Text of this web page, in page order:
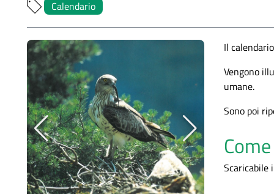
Calendario
Il
Vengono
umane.
Sono poi
Scaricabile